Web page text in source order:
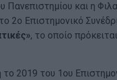
Πανεπιστημίου και η
2ο Επιστημονικό
, το οποίο
2019 του 1ου